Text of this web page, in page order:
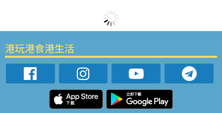
港玩港食港生活